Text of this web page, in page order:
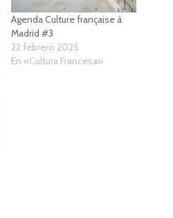
Agenda Culture française à
Madrid #3
22 febrero 2025
En «Cultura Francesa»